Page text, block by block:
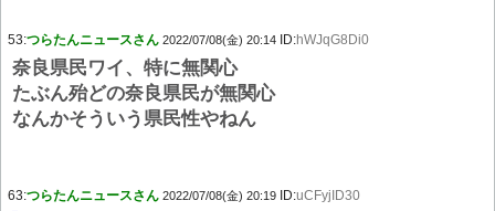
53:つらたんニュースさん 2022/07/08(金) 20:14 ID:hWJqG8Di0
奈良県民ワイ、特に無関心
たぶん殆どの奈良県民が無関心
なんかそういう県民性やねん
63:つらたんニュースさん 2022/07/08(金) 20:19 ID:uCFyjID30